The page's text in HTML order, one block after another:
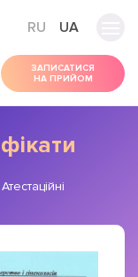
RU UA
ЗАПИСАТИСЯ
НА ПРИЙОМ
Атестаційні